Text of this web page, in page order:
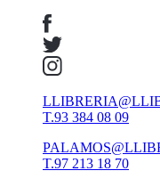
T.93 384 08 09
T.97 213 18 70